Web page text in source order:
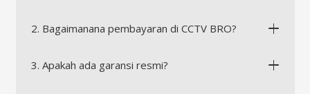
2. Bagaimanana pembayaran di CCTV BRO?
3. Apakah ada garansi resmi?